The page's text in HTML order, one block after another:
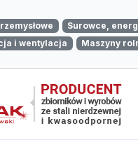
Surowce,
i wentylacja
Maszyny